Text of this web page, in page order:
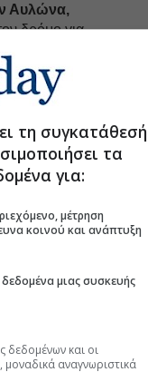
Αυλώνα,
δρόμο για
Euro2day.gr
στοLinkedin
τη συγκατάθεσή
τα
για:
μέτρηση
κοινού και ανάπτυξη
μιας συσκευής
δεδομένων και οι
αναγνωριστικά